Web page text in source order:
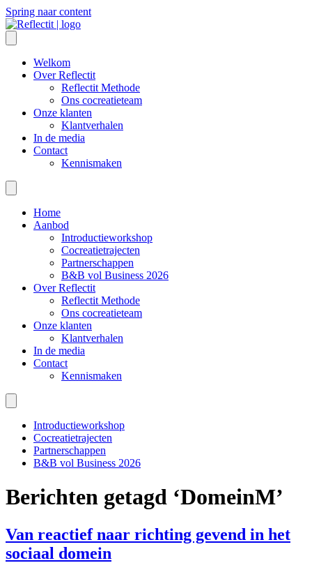
Spring naar content
Welkom
Over Reflectit
Reflectit Methode
Ons cocreatieteam
Onze klanten
Klantverhalen
In de media
Contact
Kennismaken
Home
Aanbod
Introductieworkshop
Cocreatietrajecten
Partnerschappen
B&B vol Business 2026
Over Reflectit
Reflectit Methode
Ons cocreatieteam
Onze klanten
Klantverhalen
In de media
Contact
Kennismaken
Introductieworkshop
Cocreatietrajecten
Partnerschappen
B&B vol Business 2026
Berichten getagd ‘DomeinM’
Van reactief naar richting gevend in het
sociaal domein